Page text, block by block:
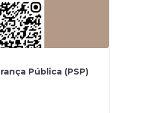
Pública (PSP)